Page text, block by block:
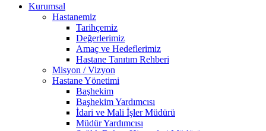
Kurumsal
Hastanemiz
Tarihçemiz
Değerlerimiz
Amaç ve Hedeflerimiz
Hastane Tanıtım Rehberi
Misyon / Vizyon
Hastane Yönetimi
Başhekim
Başhekim Yardımcısı
İdari ve Mali İşler Müdürü
Müdür Yardımcısı